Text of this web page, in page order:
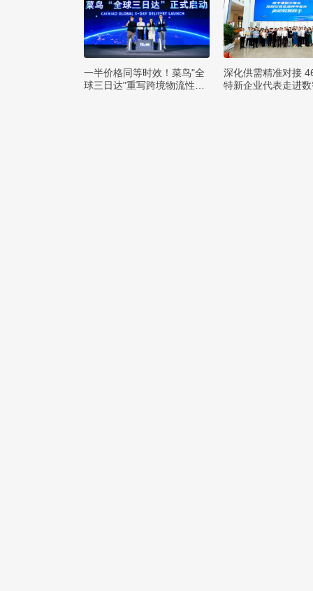
一半价格同等时效！菜鸟"全
球三日达"重写跨境物流性价
深化供需精准对接
特新企业代表走进